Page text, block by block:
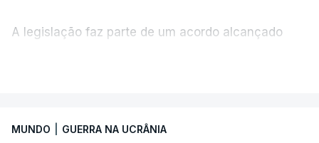
A legislação faz parte de um acordo alcançado
Vladimir Putin e aos principais comandantes
MUNDO GUERRA NA UCRÂNIA